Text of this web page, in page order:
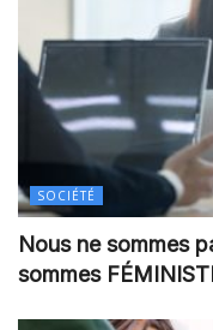
SOCIÉTÉ
Nous ne sommes
sommes